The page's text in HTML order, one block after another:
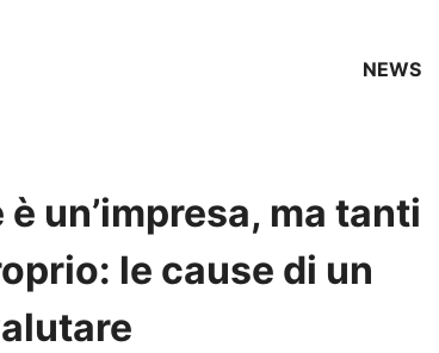
NEWS
un’impresa, ma tanti
le cause di un